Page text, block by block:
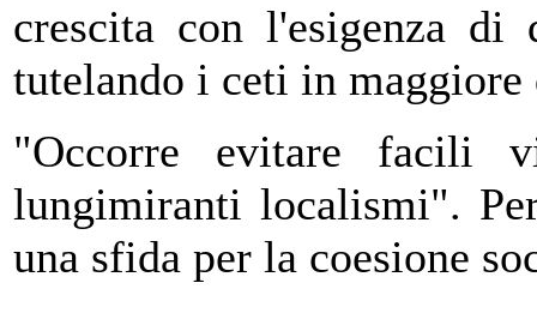
crescita con l'esigenza
tutelando i ceti in
"Occorre evitare facili
lungimiranti localismi".
una sfida per la coesione